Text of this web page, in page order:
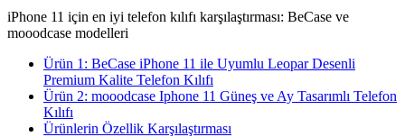
iPhone 11 için en iyi telefon kılıfı karşılaştırması: BeCase ve
mooodcase modelleri
Ürün 1: BeCase iPhone 11 ile Uyumlu Leopar Desenli
Premium Kalite Telefon Kılıfı
Ürün 2: mooodcase Iphone 11 Güneş ve Ay Tasarımlı Telefon
Kılıfı
Ürünlerin Özellik Karşılaştırması